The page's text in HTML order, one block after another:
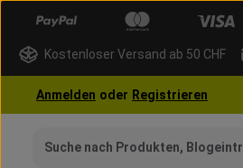
Hauptinhalt springen
Zur Suche springen
Zur Hauptnavigation springen
Kostenloser Versand ab 50 CHF
Anmelden oder Registrieren